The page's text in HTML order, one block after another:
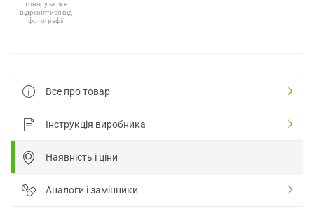
товару може
відрізнятися від
фотографії
Все про товар
Інструкція виробника
Наявність і ціни
Аналоги і замінники